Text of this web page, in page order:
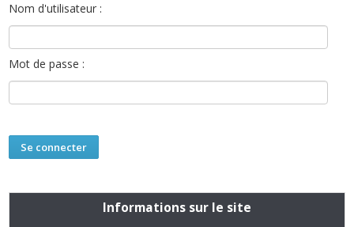
Nom d'utilisateur :
Mot de passe :
Informations sur le site